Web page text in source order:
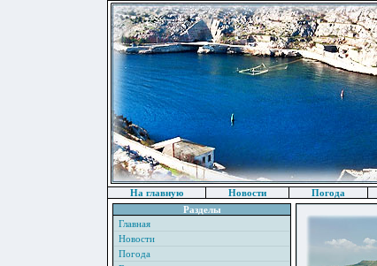
На главную Новости Погода
Разделы
Главная
Новости
Погода